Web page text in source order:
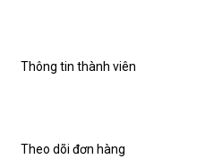
Thông tin thành viên
Theo dõi đơn hàng